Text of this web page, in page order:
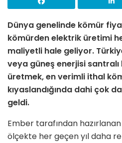
Dünya genelinde kömür
kömürden elektrik üretimi
maliyetli hale geliyor.
veya güneş enerjisi
üretmek, en verimli ithal
kıyaslandığında dahi çok
geldi.
Ember tarafından
ölçekte her geçen yıl daha